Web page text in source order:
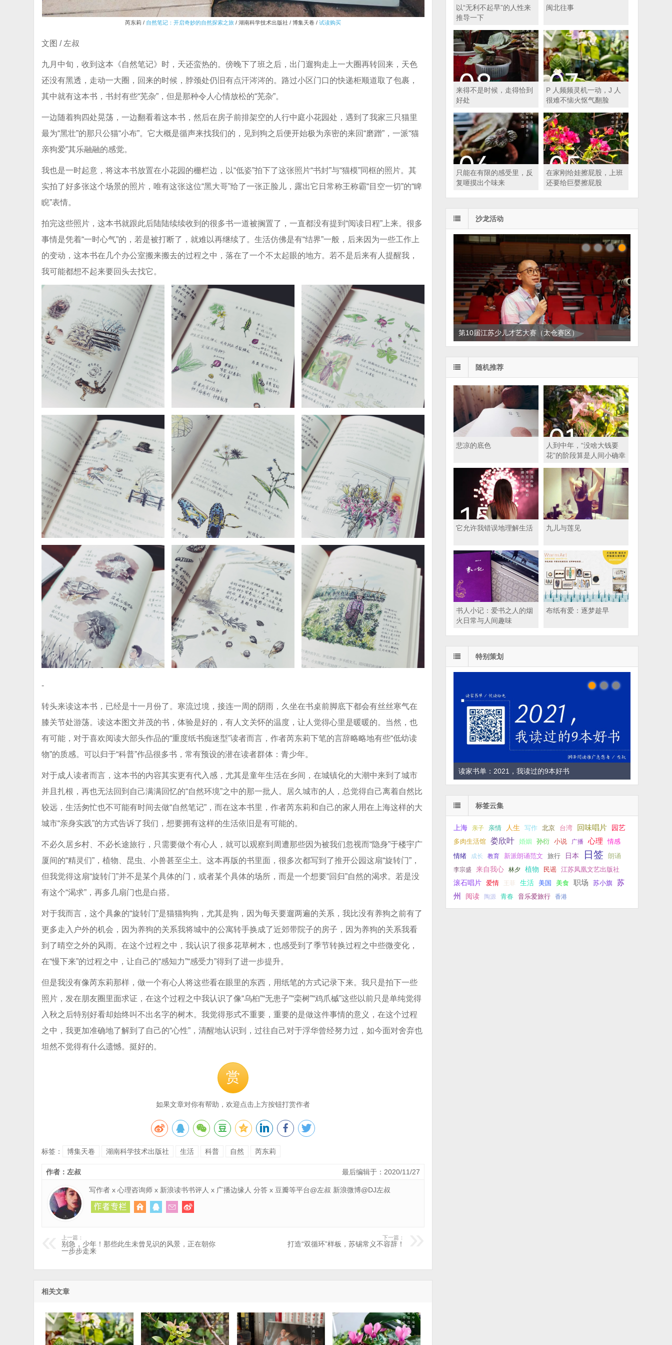
芮东莉 / 自然笔记：开启奇妙的自然探索之旅 / 湖南科学技术出版社 / 博集天卷 /试读购买
文图 / 左叔
九月中旬，收到这本《自然笔记》时，天还蛮热的。傍晚下了班之后，出门遛狗走上一大圈再转回来，天色
还没有黑透，走动一大圈，回来的时候，脖颈处仍旧有点汗涔涔的。路过小区门口的快递柜顺道取了包裹，
其中就有这本书，书封有些“芜杂”，但是那种令人心情放松的“芜杂”。
一边随着狗四处晃荡，一边翻看着这本书，然后在房子前排架空的人行中庭小花园处，遇到了我家三只猫里
最为“黑壮”的那只公猫“小布”。它大概是循声来找我们的，见到狗之后便开始极为亲密的来回“磨蹭”，一派“猫
亲狗爱”其乐融融的感觉。
我也是一时起意，将这本书放置在小花园的栅栏边，以“低姿”拍下了这张照片“书封”与“猫模”同框的照片。其
实拍了好多张这个场景的照片，唯有这张这位“黑大哥”给了一张正脸儿，露出它日常称王称霸“目空一切”的“睥
睨”表情。
拍完这些照片，这本书就跟此后陆陆续续收到的很多书一道被搁置了，一直都没有提到“阅读日程”上来。很多
事情是凭着“一时心气”的，若是被打断了，就难以再继续了。生活仿佛是有“结界”一般，后来因为一些工作上
的变动，这本书在几个办公室搬来搬去的过程之中，落在了一个不太起眼的地方。若不是后来有人提醒我，
我可能都想不起来要回头去找它。
-
转头来读这本书，已经是十一月份了。寒流过境，接连一周的阴雨，久坐在书桌前脚底下都会有丝丝寒气在
膝关节处游荡。读这本图文并茂的书，体验是好的，有人文关怀的温度，让人觉得心里是暖暖的。当然，也
有可能，对于喜欢阅读大部头作品的“重度纸书痴迷型”读者而言，作者芮东莉下笔的言辞略略地有些“低幼读
物”的质感。可以归于“科普”作品很多书，常有预设的潜在读者群体：青少年。
对于成人读者而言，这本书的内容其实更有代入感，尤其是童年生活在乡间，在城镇化的大潮中来到了城市
并且扎根，再也无法回到自己满满回忆的“自然环境”之中的那一批人。居久城市的人，总觉得自己离着自然比
较远，生活匆忙也不可能有时间去做“自然笔记”，而在这本书里，作者芮东莉和自己的家人用在上海这样的大
城市“亲身实践”的方式告诉了我们，想要拥有这样的生活依旧是有可能的。
不必久居乡村、不必长途旅行，只需要做个有心人，就可以观察到周遭那些因为被我们忽视而“隐身”于楼宇广
厦间的“精灵们”，植物、昆虫、小兽甚至尘土。这本再版的书里面，很多次都写到了推开公园这扇“旋转门”，
但我觉得这扇“旋转门”并不是某个具体的门，或者某个具体的场所，而是一个想要“回归”自然的渴求。若是没
有这个“渴求”，再多几扇门也是白搭。
对于我而言，这个具象的“旋转门”是猫猫狗狗，尤其是狗，因为每天要遛两遍的关系，我比没有养狗之前有了
更多走入户外的机会，因为养狗的关系我将城中的公寓转手换成了近郊带院子的房子，因为养狗的关系我看
到了晴空之外的风雨。在这个过程之中，我认识了很多花草树木，也感受到了季节转换过程之中些微变化，
在“慢下来”的过程之中，让自己的“感知力”“感受力”得到了进一步提升。
但是我没有像芮东莉那样，做一个有心人将这些看在眼里的东西，用纸笔的方式记录下来。我只是拍下一些
照片，发在朋友圈里面求证，在这个过程之中我认识了像“乌桕”“无患子”“栾树”“鸡爪槭”这些以前只是单纯觉得
入秋之后特别好看却始终叫不出名字的树木。我觉得形式不重要，重要的是做这件事情的意义，在这个过程
之中，我更加准确地了解到了自己的“心性”，清醒地认识到，过往自己对于浮华曾经努力过，如今面对舍弃也
坦然不觉得有什么遗憾。挺好的。
赏
如果文章对你有帮助，欢迎点击上方按钮打赏作者
标签： 博集天卷 湖南科学技术出版社 生活 科普 自然 芮东莉
最后编辑于：2020/11/27
作者：左叔
写作者 x 心理咨询师 x 新浪读书书评人 x 广播边缘人 分答 x 豆瓣等平台@左叔 新浪微博@DJ左叔
上一篇：
别急，少年！那些此生未曾见识的风景，正在朝你
一步步走来
下一篇：
打造“双循环”样板，苏锡常义不容辞！
相关文章
以“无利不起早”的人性来
推导一下
闽北往事
来得不是时候，走得恰到
好处
P 人频频灵机一动，J 人
很难不恼火怄气翻脸
只能在有限的感受里，反
复咂摸出个味来
在家刚给娃擦屁股，上班
还要给巨婴擦屁股
沙龙活动
第10届江苏少儿才艺大赛（太仓赛区）
随机推荐
悲凉的底色
人到中年，“没啥大钱要
花”的阶段算是人间小确幸
它允许我错误地理解生活 九儿与莲见
书人小记：爱书之人的烟
火日常与人间趣味
布纸有爱：逐梦趁早
特别策划
读家书单：2021，我读过的9本好书
标签云集
上海 亲子 亲情 人生 写作 北京 台湾 回味唱片 园艺
多肉生活馆 娄欣叶 婚姻 孙衍 小说 广播 心理 情感
情绪 成长 教育 新派朗诵范文 旅行 日本 日签 朗诵
李宗盛 来自我心 林夕 植物 民谣
江苏凤凰文艺出版社
滚石唱片
爱情 王菲 生活 美国 美食 职场 苏小旗
苏
州
阅读 陶源 青春 音乐爱旅行 香港